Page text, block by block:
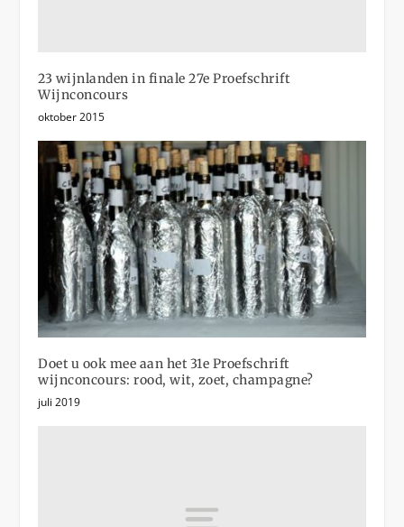
23 wijnlanden in finale 27e Proefschrift
Wijnconcours
oktober 2015
Doet u ook mee aan het 31e Proefschrift
wijnconcours: rood, wit, zoet, champagne?
juli 2019